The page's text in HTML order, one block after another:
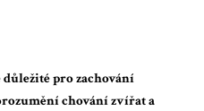
pro zachování
chování zvířat a